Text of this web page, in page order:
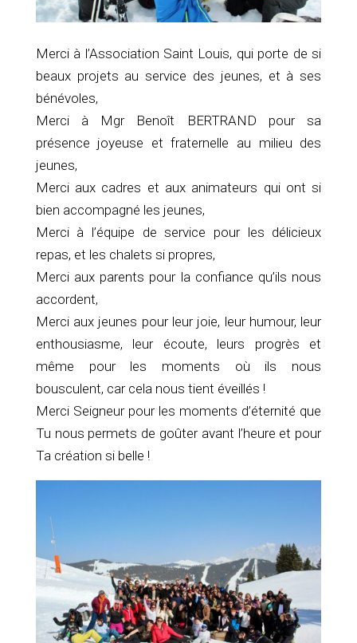
Merci à l’Association Saint Louis, qui porte de si
beaux projets au service des jeunes, et à ses
bénévoles,
Merci à Mgr Benoît BERTRAND pour sa
présence joyeuse et fraternelle au milieu des
jeunes,
Merci aux cadres et aux animateurs qui ont si
bien accompagné les jeunes,
Merci à l’équipe de service pour les délicieux
repas, et les chalets si propres,
Merci aux parents pour la confiance qu’ils nous
accordent,
Merci aux jeunes pour leur joie, leur humour, leur
enthousiasme, leur écoute, leurs progrès et
même pour les moments où ils nous
bousculent, car cela nous tient éveillés !
Merci Seigneur pour les moments d’éternité que
Tu nous permets de goûter avant l’heure et pour
Ta création si belle !